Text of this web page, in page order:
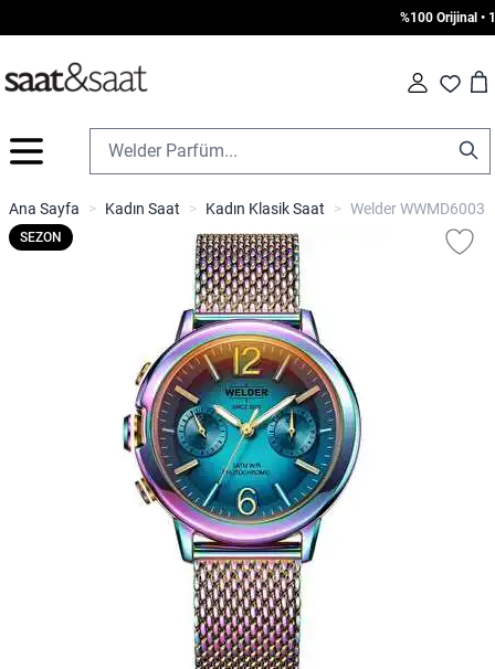
%100 Orijinal •
Fav Cart
İçeriğe geç
Ana Sayfa > Kadın Saat > Kadın Klasik Saat > Welder WWMD6003
SEZON